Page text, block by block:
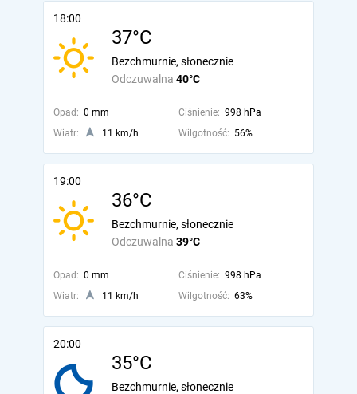
18:00
37°C
Odczuwalna 40°C
Bezchmurnie, słonecznie
Opad: 0 mm Ciśnienie: 998 hPa
Wiatr:
11 km/h Wilgotność: 56%
19:00
36°C
Odczuwalna 39°C
Bezchmurnie, słonecznie
Opad: 0 mm Ciśnienie: 998 hPa
Wiatr:
11 km/h Wilgotność: 63%
20:00
35°C
Bezchmurnie, słonecznie